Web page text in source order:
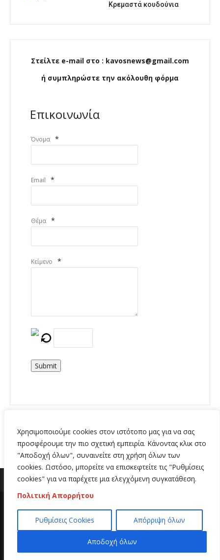
Χρησιμοποιούμε cookies στον ιστότοπο μας για να σας
προσφέρουμε την πιο σχετική εμπειρία. Κάνοντας κλικ στο
"Αποδοχή όλων", συναινείτε στη χρήση όλων των
cookies. Ωστόσο, μπορείτε να επισκεφτείτε τις "Ρυθμίσεις
cookies" για να παρέχετε μια ελεγχόμενη συγκατάθεση.
Πολιτική Απορρήτου
Ρυθμίσεις Cookies Απόρριψη όλων
Αποδοχή όλων
Κρεμαστά κουδούνια
Στείλτε e-mail στο : kavosnews@gmail.com
ή συμπληρώστε την ακόλουθη φόρμα
Επικοινωνία
Όνομα *
Email *
Θέμα *
Κείμενο *
Submit
Copyright 2020 | All Rights Reserved | Κατασκευή
ιστοσελίδων
Hi Web